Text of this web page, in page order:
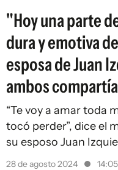
"Hoy una parte
dura y emotiva
esposa de Juan
ambos
“Te voy a amar toda
tocó perder”, dice el
su esposo Juan
28 de agosto 2024